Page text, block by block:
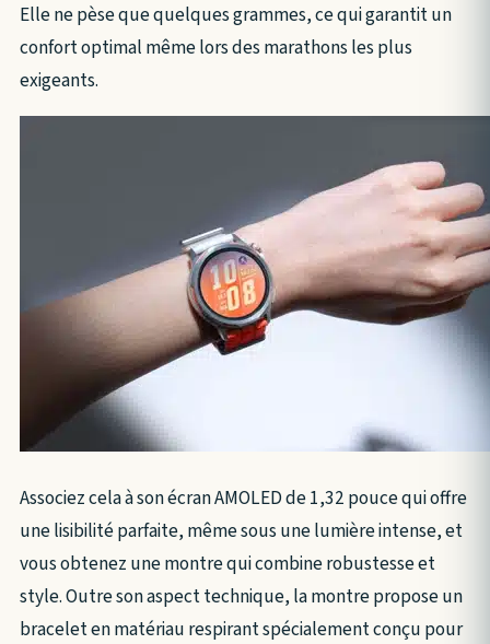
Elle ne pèse que quelques grammes, ce qui garantit un
confort optimal même lors des marathons les plus
exigeants.
Associez cela à son écran AMOLED de 1,32 pouce qui offre
une lisibilité parfaite, même sous une lumière intense, et
vous obtenez une montre qui combine robustesse et
style. Outre son aspect technique, la montre propose un
bracelet en matériau respirant spécialement conçu pour